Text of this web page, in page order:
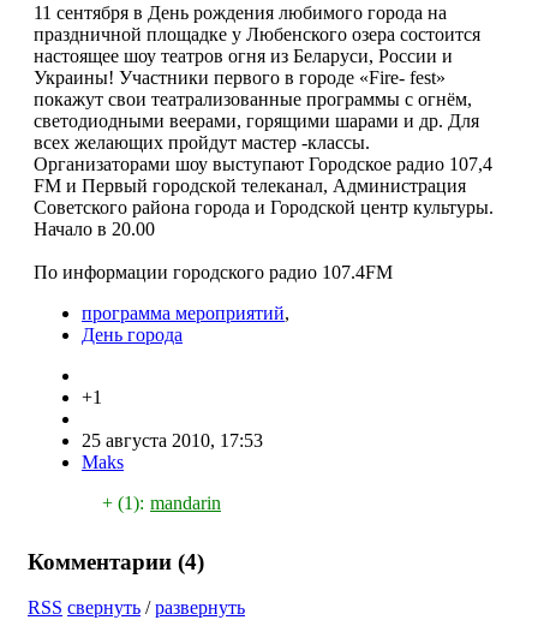
11 сентября в День рождения любимого города на
праздничной площадке у Любенского озера состоится
настоящее шоу театров огня из Беларуси, России и
Украины! Участники первого в городе «Fire- fest»
покажут свои театрализованные программы с огнём,
светодиодными веерами, горящими шарами и др. Для
всех желающих пройдут мастер -классы.
Организаторами шоу выступают Городское радио 107,4
FM и Первый городской телеканал, Администрация
Советского района города и Городской центр культуры.
Начало в 20.00
По информации городского радио 107.4FM
программа мероприятий,
День города
+1
25 августа 2010, 17:53
Maks
+ (1): mandarin
Комментарии (4)
RSS свернуть /развернуть